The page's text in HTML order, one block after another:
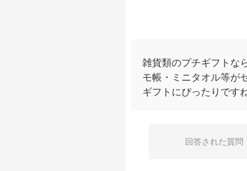
雑貨類のプチギフトな
モ帳・ミニタオル等が
ギフトにぴったりですね
回答された質問